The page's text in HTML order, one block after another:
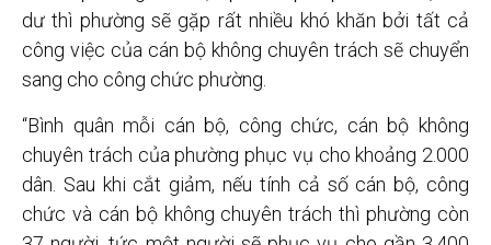
dư thì phường sẽ gặp rất nhiều khó khăn bởi tất cả
công việc của cán bộ không chuyên trách sẽ chuyển
sang cho công chức phường.
“Bình quân mỗi cán bộ, công chức, cán bộ không
chuyên trách của phường phục vụ cho khoảng 2.000
dân. Sau khi cắt giảm, nếu tính cả số cán bộ, công
chức và cán bộ không chuyên trách thì phường còn